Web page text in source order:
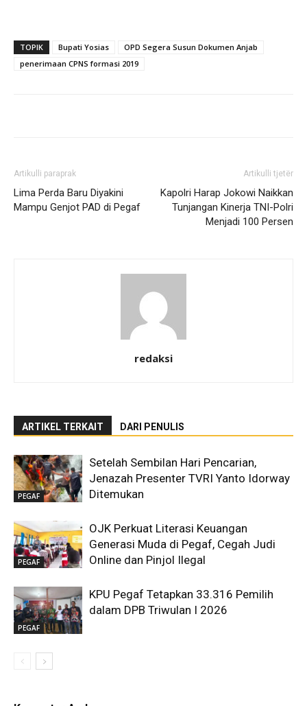
TOPIK Bupati Yosias
OPD Segera Susun Dokumen Anjab
penerimaan CPNS formasi 2019
Artikulli paraprak
Lima Perda Baru Diyakini
Mampu Genjot PAD di Pegaf
Artikulli tjetër
Kapolri Harap Jokowi Naikkan
Tunjangan Kinerja TNI-Polri
Menjadi 100 Persen
redaksi
ARTIKEL TERKAIT DARI PENULIS
PEGAF
Setelah Sembilan Hari Pencarian,
Jenazah Presenter TVRI Yanto Idorway
Ditemukan
PEGAF
OJK Perkuat Literasi Keuangan
Generasi Muda di Pegaf, Cegah Judi
Online dan Pinjol Ilegal
PEGAF
KPU Pegaf Tetapkan 33.316 Pemilih
dalam DPB Triwulan I 2026